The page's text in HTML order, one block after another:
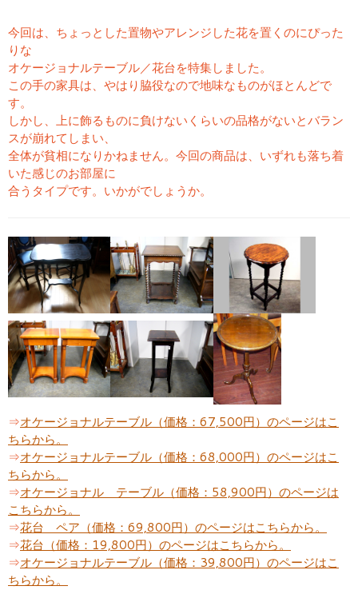
今回は、ちょっとした置物やアレンジした花を置くのにぴった
りな
オケージョナルテーブル／花台を特集しました。
この手の家具は、やはり脇役なので地味なものがほとんどで
す。
しかし、上に飾るものに負けないくらいの品格がないとバラン
スが崩れてしまい、
全体が貧相になりかねません。今回の商品は、いずれも落ち着
いた感じのお部屋に
合うタイプです。いかがでしょうか。
⇒オケージョナルテーブル（価格：67,500円）のページはこ
ちらから。
⇒オケージョナルテーブル（価格：68,000円）のページはこ
ちらから。
⇒オケージョナル テーブル（価格：58,900円）のページは
こちらから。
⇒花台 ペア（価格：69,800円）のページはこちらから。
⇒花台（価格：19,800円）のページはこちらから。
⇒オケージョナルテーブル（価格：39,800円）のページはこ
ちらから。